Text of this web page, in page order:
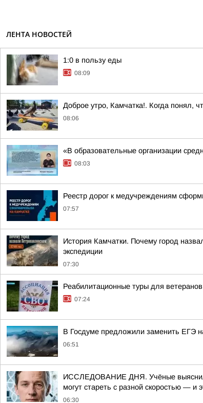
ЛЕНТА НОВОСТЕЙ
1:0 в пользу еды
08:09
Доброе утро, Камчатка!. Когда понял,
08:06
«В образовательные организации
08:03
Реестр дорог к медучреждениям
07:57
История Камчатки. Почему город
экспедиции
07:30
Реабилитационные туры для
07:24
В Госдуме предложили заменить ЕГЭ
06:51
ИССЛЕДОВАНИЕ ДНЯ. Учёные выяснили:
могут стареть с разной скоростью — и
06:30